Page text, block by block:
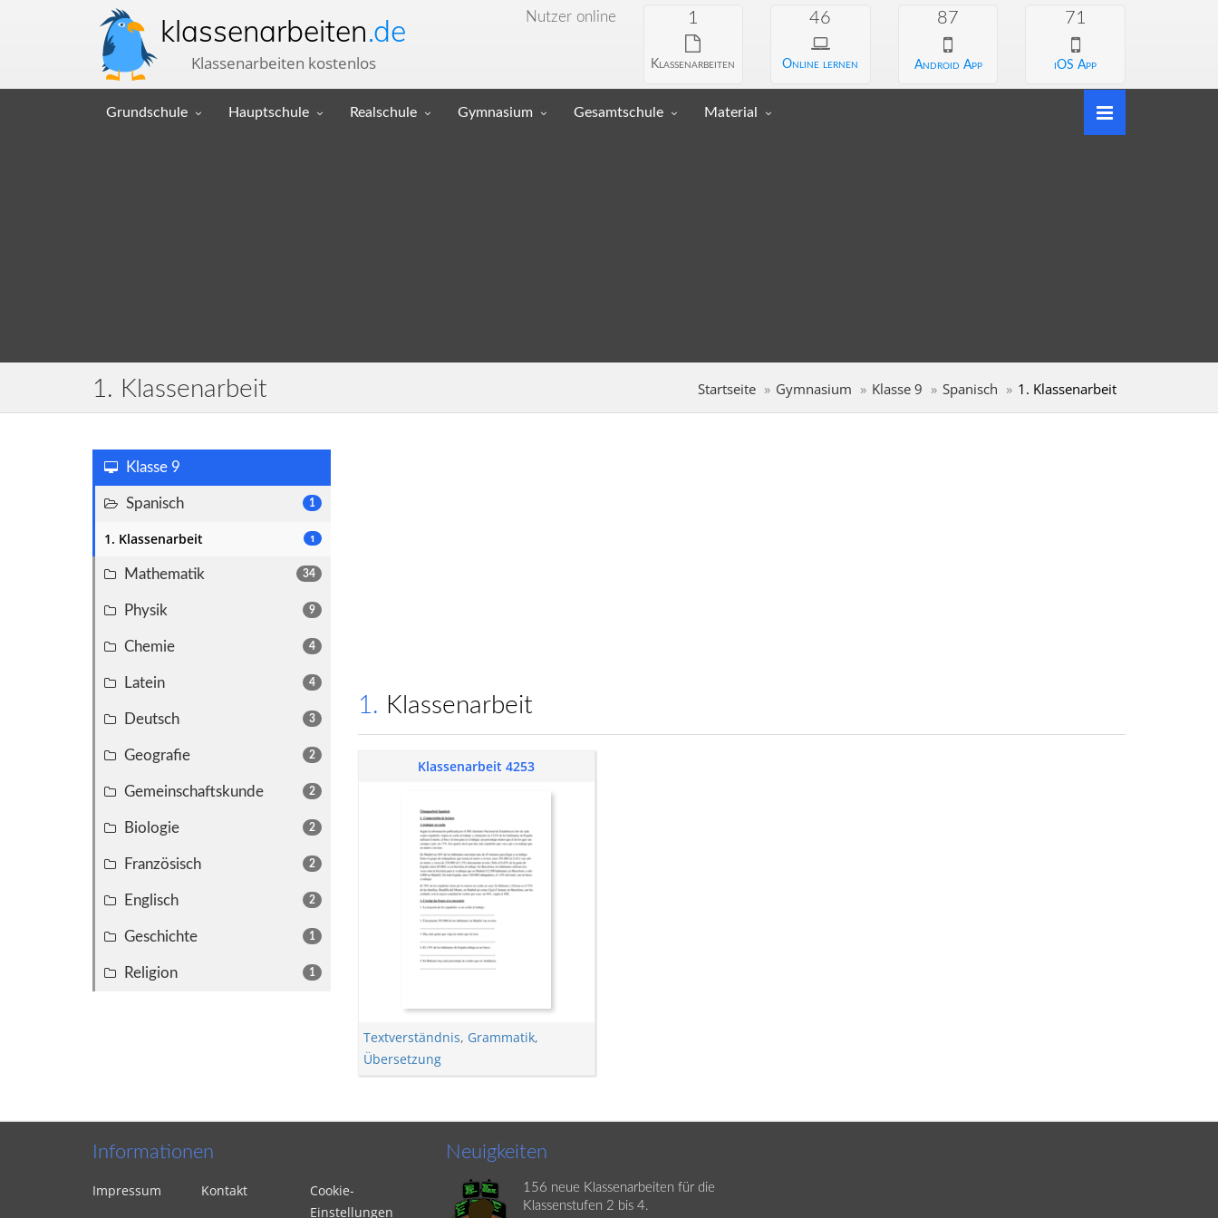
klassenarbeiten.de
Klassenarbeiten kostenlos
Nutzer online 1
Klassenarbeiten
46
Online lernen
87
Android App
71
iOS App
Grundschule Hauptschule Realschule Gymnasium Gesamtschule Material
1. Klassenarbeit Startseite Gymnasium Klasse 9 Spanisch 1. Klassenarbeit
Klasse 9
1
Spanisch
1
1. Klassenarbeit
34
Mathematik
9
Physik
4
Chemie
4
Latein
3
Deutsch
2
Geografie
2
Gemeinschaftskunde
2
Biologie
2
Französisch
2
Englisch
1
Geschichte
1
Religion
1. Klassenarbeit
Klassenarbeit 4253
Textverständnis, Grammatik,
Übersetzung
Informationen
Impressum Kontakt
Cookie-
Einstellungen
Neuigkeiten
156 neue Klassenarbeiten für die
Klassenstufen 2 bis 4.